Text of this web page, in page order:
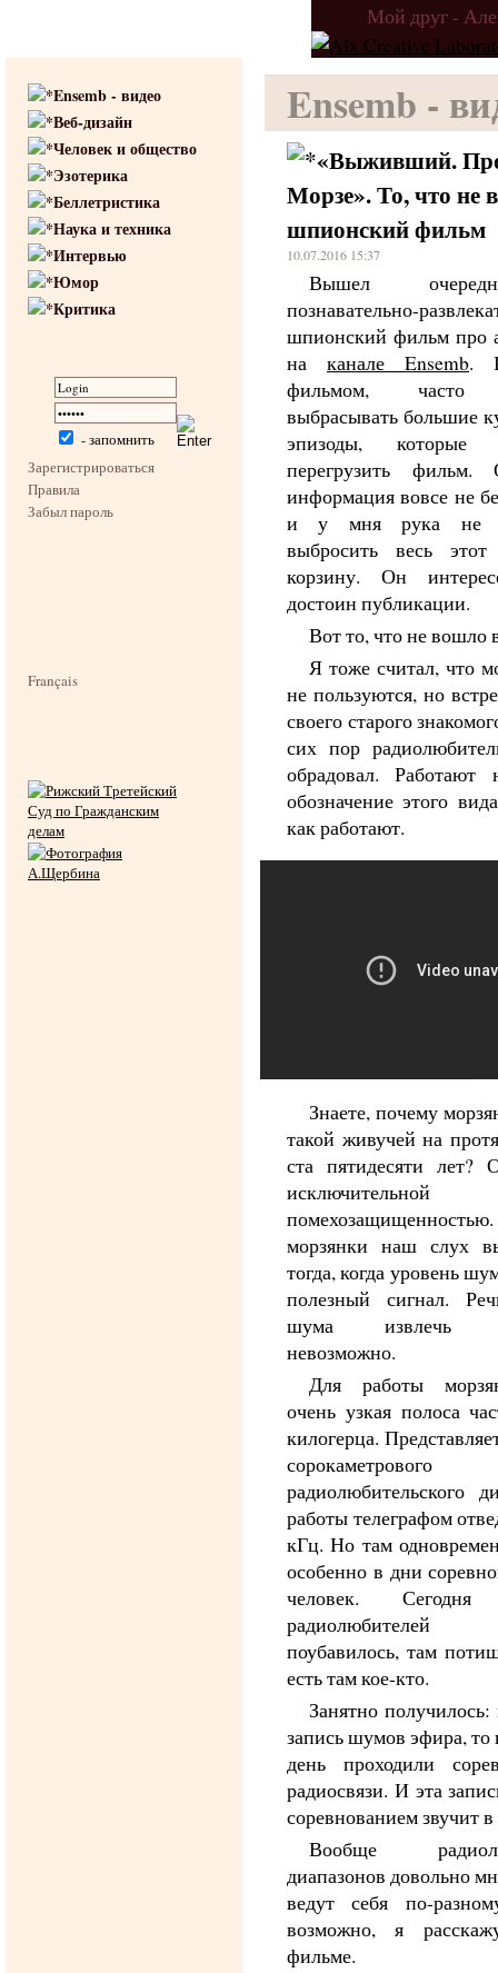
Мой друг -
Ensemb - видео
Веб-дизайн
Человек и общество
Эзотерика
Беллетристика
Наука и техника
Интервью
Юмор
Критика
- запомнить
Зарегистрироваться
Правила
Забыл пароль
Français
Ensemb -
«Выживший.
Морзе». То, что не
шпионский фильм
10.07.2016 15:37
Вышел
познавательно-
шпионский фильм про
на канале Ensemb.
фильмом, часто
выбрасывать большие
эпизоды,
перегрузить фильм.
информация вовсе не
и у мня рука не
выбросить весь
корзину. Он
достоин публикации.
Вот то, что не вошло
Я тоже считал, что
не пользуются, но
своего старого
сих пор
обрадовал.
обозначение этого
как работают.
Знаете, почему
такой живучей на
ста пятидесяти лет?
исключительной
помехозащищенностью.
морзянки наш слух
тогда, когда уровень
полезный сигнал.
шума извлечь
невозможно.
Для работы
очень узкая полоса
килогерца.
сорокаметрового
радиолюбительского
работы телеграфом
кГц. Но там
особенно в дни
человек. Сегодня
поубавилось, там
есть там кое-кто.
Занятно получилось:
запись шумов эфира, то
день проходили
радиосвязи. И эта
соревнованием звучит
Вообще
диапазонов довольно
ведут себя по-
возможно, я
фильме.